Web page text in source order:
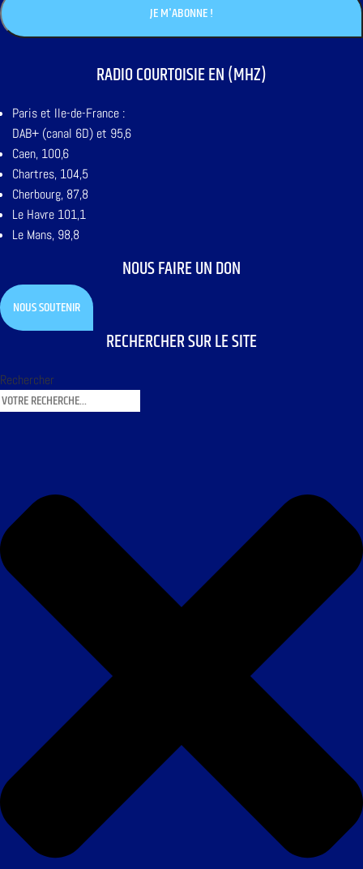
RADIO COURTOISIE EN (MHZ)
Paris et Ile-de-France :
DAB+ (canal 6D) et 95,6
Caen, 100,6
Chartres, 104,5
Cherbourg, 87,8
Le Havre 101,1
Le Mans, 98,8
NOUS FAIRE UN DON
NOUS SOUTENIR
RECHERCHER SUR LE SITE
Rechercher